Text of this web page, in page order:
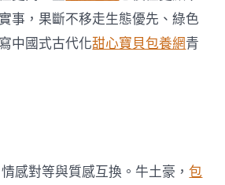
事，果斷不移走生態優先、綠色
中國式古代化甜心寶貝包養網青
情感對等與質感互換。牛土豪，包